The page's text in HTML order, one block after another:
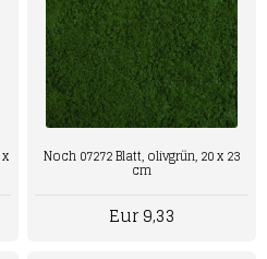
Noch 07272 Blatt, olivgrün, 20 x 23
cm
Eur 9,33